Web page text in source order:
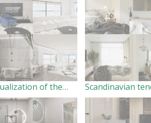
Visualization of the kitchen - living room.